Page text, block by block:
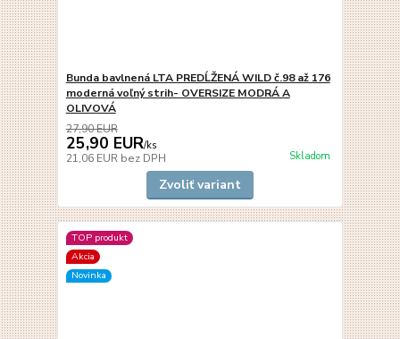
Bunda bavlnená LTA PREDĹŽENÁ WILD č.98 až 176
moderná voľný strih- OVERSIZE MODRÁ A
OLIVOVÁ
27,90 EUR
25,90 EUR/ks
21,06 EUR bez DPH Skladom
Zvoliť variant
TOP produkt
Akcia
Novinka